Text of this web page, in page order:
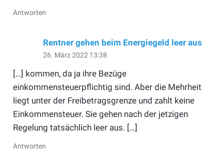
Antworten
Rentner gehen beim Energiegeld leer aus
26. März 2022 13:38
[…] kommen, da ja ihre Bezüge
einkommensteuerpflichtig sind. Aber die Mehrheit
liegt unter der Freibetragsgrenze und zahlt keine
Einkommensteuer. Sie gehen nach der jetzigen
Regelung tatsächlich leer aus. […]
Antworten